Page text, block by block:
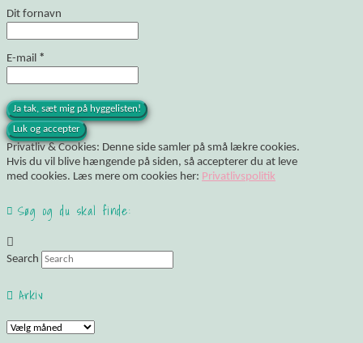
Dit fornavn
E-mail *
Privatliv & Cookies: Denne side samler på små lækre cookies.
Hvis du vil blive hængende på siden, så accepterer du at leve
med cookies. Læs mere om cookies her: Privatlivspolitik
Søg og du skal finde:
Search
Arkiv
Arkiv